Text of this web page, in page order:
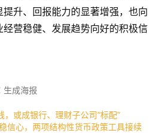
升、回报能力的显著增强，也向
营稳健、发展趋势向好的积极信
生成海报
，或成银行、理财子公司“标配”
信心，两项结构性货币政策工具接续